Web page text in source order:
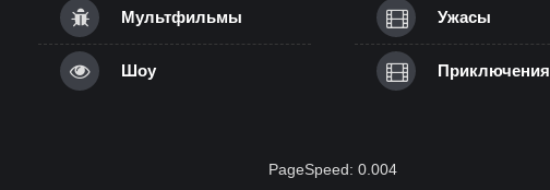
Мультфильмы
Шоу
Ужасы
Приключения
PageSpeed: 0.004